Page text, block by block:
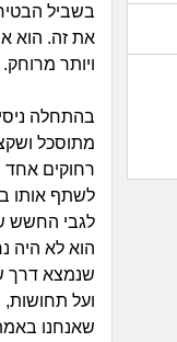
בשביל
את זה. הוא
ויותר מרוחק.
בהתחלה
מתוסכל
רחוקים
לשתף אותו
לגבי החשש
הוא לא היה
שנמצא דרך
ועל
שאנחנו